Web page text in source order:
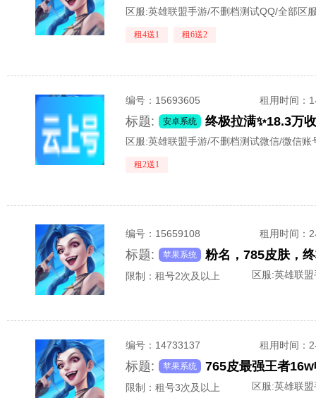
区服:英雄联盟手游/不删档测试QQ/全部区
租4送1 租6送2
编号： 15693605 租用时间 ：
标题: 安卓系统 终极拉满✨18.3万
区服:英雄联盟手游/不删档测试微信/微信账
租2送1
编号： 15659108 租用时间 ：
标题: 苹果系统
限制：租号2次及以上 区服:英雄联
编号： 14733137 租用时间 ：
标题: 苹果系统
限制：租号3次及以上 区服:英雄联